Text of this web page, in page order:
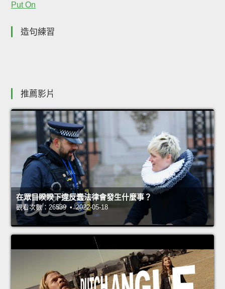
Put On
造句練習
推薦影片
在眾目睽睽下違反蠢法律會發生什麼事？
觀看次數：26539 • 2022-05-18